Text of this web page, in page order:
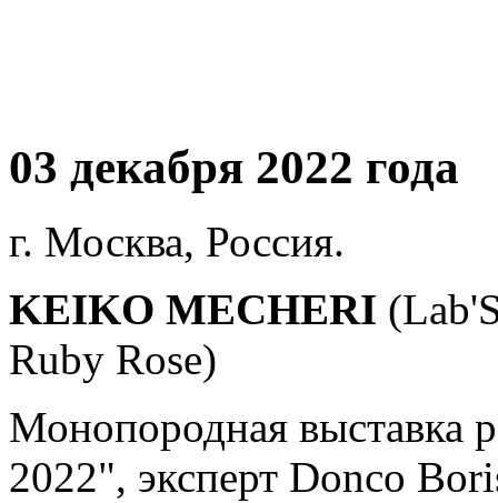
03 декабря 2022 года
г. Москва, Россия.
KEIKO MECHERI
Ruby Rose)
Монопородная выставка
2022", эксперт Donco